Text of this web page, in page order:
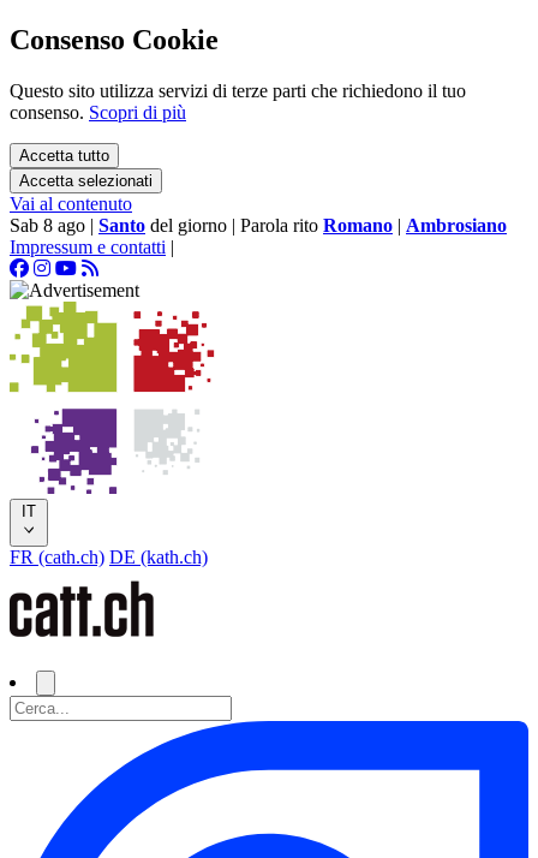
Consenso Cookie
Questo sito utilizza servizi di terze parti che richiedono il tuo
consenso. Scopri di più
Accetta tutto
Accetta selezionati
Vai al contenuto
Sab 8 ago | Santo del giorno | Parola rito Romano | Ambrosiano
Impressum e contatti |
IT
FR (cath.ch) DE (kath.ch)